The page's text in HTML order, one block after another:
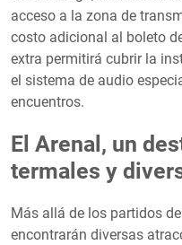
acceso a la zona de
costo adicional al boleto
extra permitirá cubrir la
el sistema de audio
encuentros.
El Arenal, un
termales y
Más allá de los partidos
encontrarán diversas